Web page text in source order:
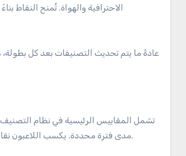
الاحترافية والهواة. تُمنح النقاط
عادةً ما يتم تحديث التصنيفات بعد كل بطولة،
تشمل المقاييس الرئيسية في نظام التصنيف
مدى فترة محددة. يكسب اللاعبون نقاطًا بناءً على أدائهم في كل حدث، والتي يتم تجميعها بعد ذلك لتحديد تصنيفهم العام.